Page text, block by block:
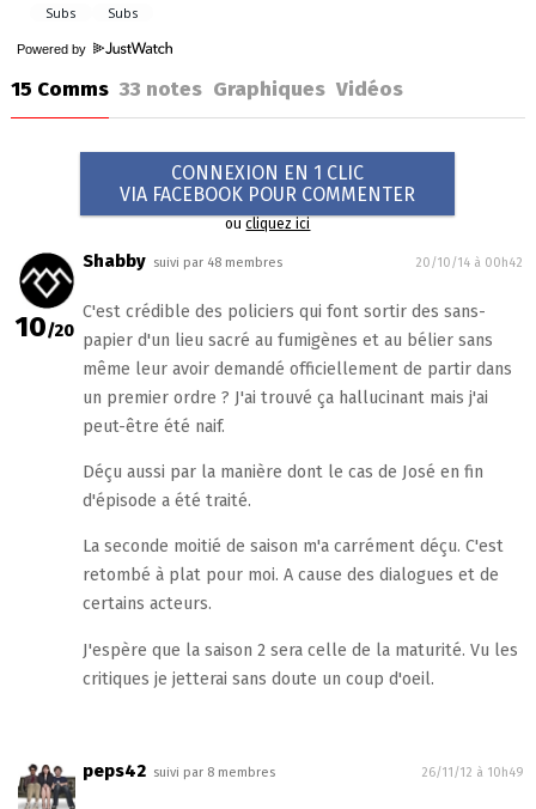
Powered by
15 Comms 33 notes Graphiques Vidéos
CONNEXION EN 1 CLIC
VIA FACEBOOK POUR COMMENTER
oucliquez ici
10/20
Shabby suivi par 48 membres 20/10/14 à 00h42
C'est crédible des policiers qui font sortir des sans-
papier d'un lieu sacré au fumigènes et au bélier sans
même leur avoir demandé officiellement de partir dans
un premier ordre ? J'ai trouvé ça hallucinant mais j'ai
peut-être été naif.
Déçu aussi par la manière dont le cas de José en fin
d'épisode a été traité.
La seconde moitié de saison m'a carrément déçu. C'est
retombé à plat pour moi. A cause des dialogues et de
certains acteurs.
J'espère que la saison 2 sera celle de la maturité. Vu les
critiques je jetterai sans doute un coup d'oeil.
peps42 suivi par 8 membres 26/11/12 à 10h49